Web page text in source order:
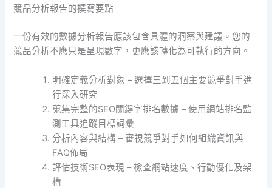
競品分析報告的撰寫要點
一份有效的數據分析報告應該包含具體的洞察與建議。您的
競品分析不應只是呈現數字，更應該轉化為可執行的方向。
明確定義分析對象 – 選擇三到五個主要競爭對手進
行深入研究
蒐集完整的SEO關鍵字排名數據 – 使用網站排名監
測工具追蹤目標詞彙
分析內容與結構 – 審視競爭對手如何組織資訊與
FAQ佈局
評估技術SEO表現 – 檢查網站速度、行動優化及架
構